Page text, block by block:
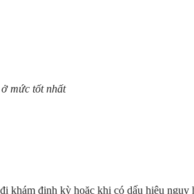
ở mức tốt nhất
khám định kỳ hoặc khi có dấu hiệu